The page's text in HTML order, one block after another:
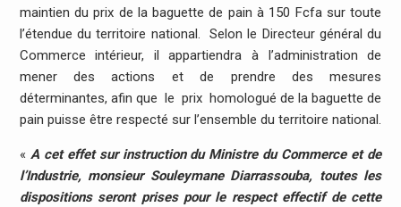
maintien du prix de la baguette de pain à 150 Fcfa sur toute
l’étendue du territoire national. Selon le Directeur général du
Commerce intérieur, il appartiendra à l’administration de
mener des actions et de prendre des mesures
déterminantes, afin que le prix homologué de la baguette de
pain puisse être respecté sur l’ensemble du territoire national.
« A cet effet sur instruction du Ministre du Commerce et de
l’Industrie, monsieur Souleymane Diarrassouba, toutes les
dispositions seront prises pour le respect effectif de cette